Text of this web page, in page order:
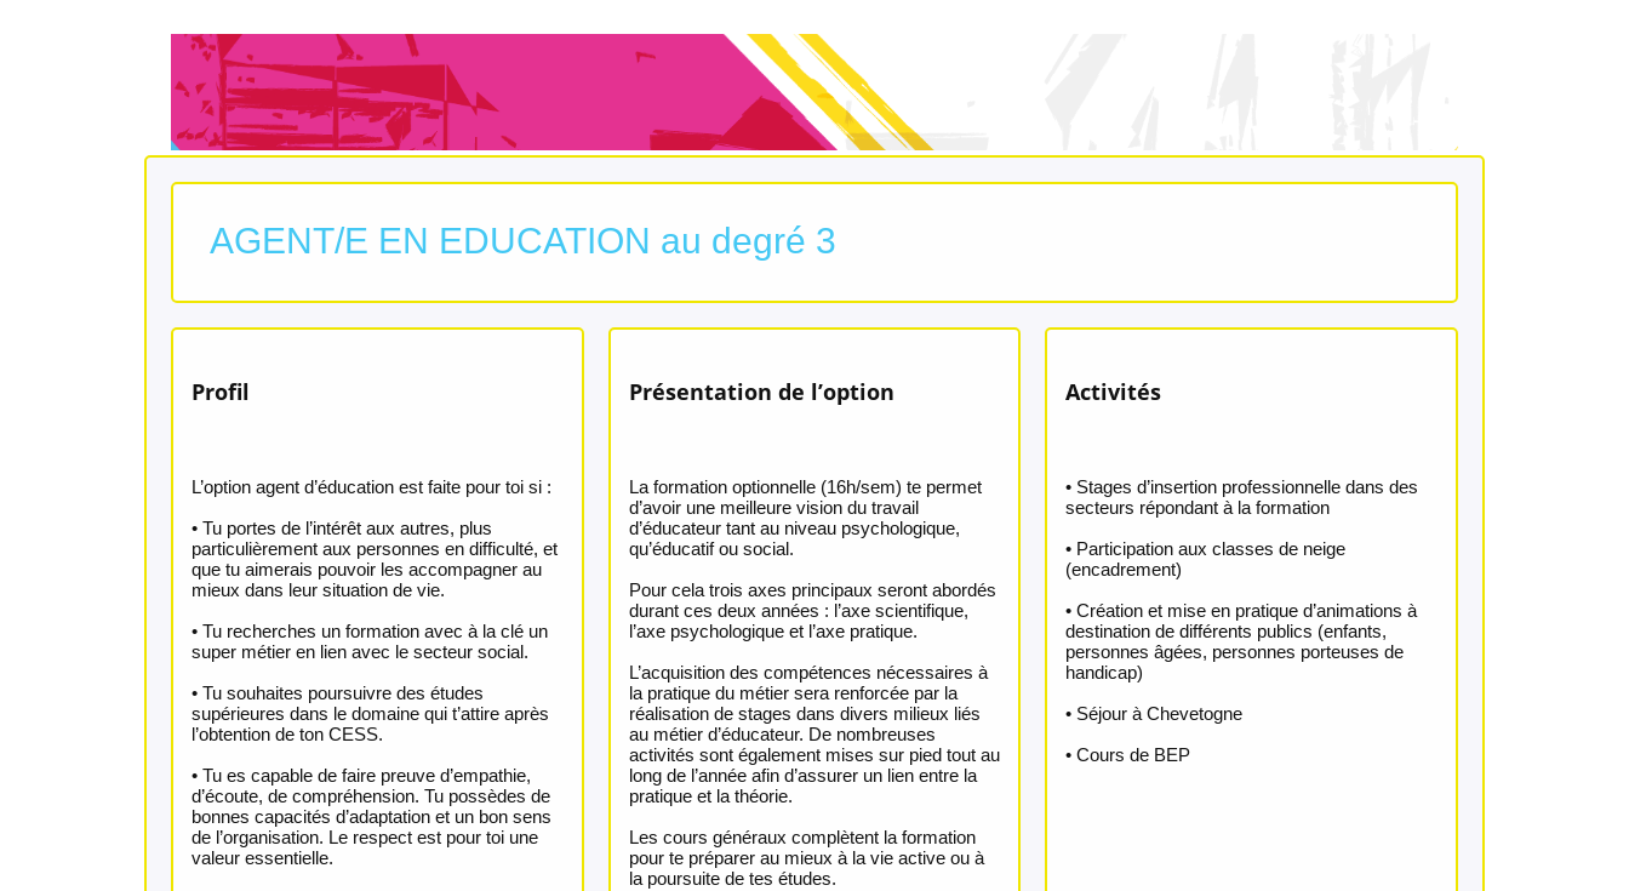
AGENT/E EN EDUCATION au degré 3
Profil
L’option agent d’éducation est faite pour toi si :
• Tu portes de l’intérêt aux autres, plus
particulièrement aux personnes en difficulté, et
que tu aimerais pouvoir les accompagner au
mieux dans leur situation de vie.
• Tu recherches un formation avec à la clé un
super métier en lien avec le secteur social.
• Tu souhaites poursuivre des études
supérieures dans le domaine qui t’attire après
l’obtention de ton CESS.
• Tu es capable de faire preuve d’empathie,
d’écoute, de compréhension. Tu possèdes de
bonnes capacités d’adaptation et un bon sens
de l’organisation. Le respect est pour toi une
valeur essentielle.
Présentation de l’option
La formation optionnelle (16h/sem) te permet
d’avoir une meilleure vision du travail
d’éducateur tant au niveau psychologique,
qu’éducatif ou social.
Pour cela trois axes principaux seront abordés
durant ces deux années : l’axe scientifique,
l’axe psychologique et l’axe pratique.
L’acquisition des compétences nécessaires à
la pratique du métier sera renforcée par la
réalisation de stages dans divers milieux liés
au métier d’éducateur. De nombreuses
activités sont également mises sur pied tout au
long de l’année afin d’assurer un lien entre la
pratique et la théorie.
Les cours généraux complètent la formation
pour te préparer au mieux à la vie active ou à
la poursuite de tes études.
Activités
• Stages d’insertion professionnelle dans des
secteurs répondant à la formation
• Participation aux classes de neige
(encadrement)
• Création et mise en pratique d’animations à
destination de différents publics (enfants,
personnes âgées, personnes porteuses de
handicap)
• Séjour à Chevetogne
• Cours de BEP